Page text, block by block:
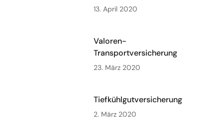
13. April 2020
Valoren-
Transportversicherung
23. März 2020
Tiefkühlgutversicherung
2. März 2020